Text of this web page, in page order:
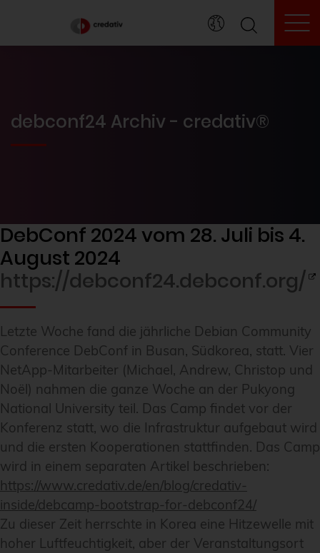
debconf24 Archiv - credativ®
DebConf 2024 vom 28. Juli bis 4.
August 2024
https://debconf24.debconf.org/
Letzte Woche fand die jährliche Debian Community
Conference DebConf in Busan, Südkorea, statt. Vier
NetApp-Mitarbeiter (Michael, Andrew, Christop und
Noël) nahmen die ganze Woche an der Pukyong
National University teil. Das Camp findet vor der
Konferenz statt, wo die Infrastruktur aufgebaut wird
und die ersten Kooperationen stattfinden. Das Camp
wird in einem separaten Artikel beschrieben:
https://www.credativ.de/en/blog/credativ-
inside/debcamp-bootstrap-for-debconf24/
Zu dieser Zeit herrschte in Korea eine Hitzewelle mit
hoher Luftfeuchtigkeit, aber der Veranstaltungsort